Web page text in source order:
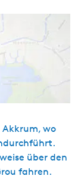
Akkrum, wo
über den
fahren.